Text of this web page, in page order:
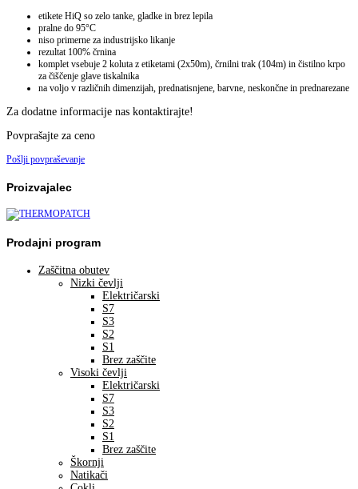
etikete HiQ so zelo tanke, gladke in brez lepila
pralne do 95°C
niso primerne za industrijsko likanje
rezultat 100% črnina
komplet vsebuje 2 koluta z etiketami (2x50m), črnilni trak (104m) in čistilno krpo
za čiščenje glave tiskalnika
na voljo v različnih dimenzijah, prednatisnjene, barvne, neskončne in prednarezane
Za dodatne informacije nas kontaktirajte!
Povprašajte za ceno
Pošlji povpraševanje
Proizvajalec
Prodajni program
Zaščitna obutev
Nizki čevlji
Električarski
S7
S3
S2
S1
Brez zaščite
Visoki čevlji
Električarski
S7
S3
S2
S1
Brez zaščite
Škornji
Natikači